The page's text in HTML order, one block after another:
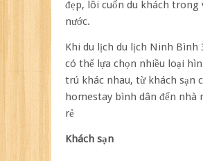
đẹp, lôi cuốn du khách trong
nước.
Khi du lịch du lịch Ninh Bình
có thể lựa chọn nhiều loại
trú khác nhau, từ khách sạn
homestay bình dân đến nhà
rẻ
Khách sạn